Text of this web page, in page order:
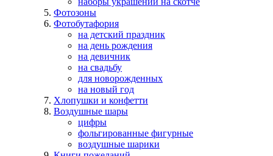
Фотозоны
Фотобутафория
на детский праздник
на день рождения
на девичник
на свадьбу
для новорожденных
на новый год
Хлопушки и конфетти
Воздушные шары
цифры
фольгированные фигурные
воздушные шарики